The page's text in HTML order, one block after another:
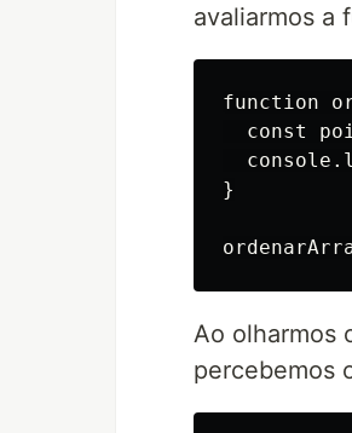
avaliarmos a
function
const
}
Ao olharmos
percebemos